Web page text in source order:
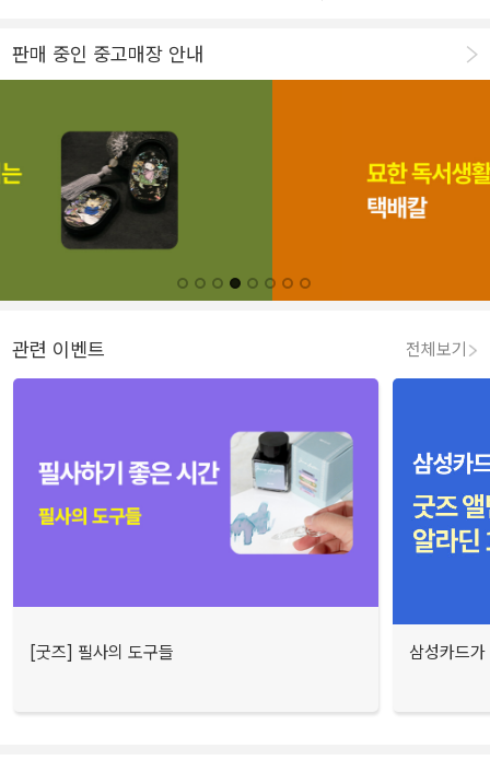
판매 중인 중고매장 안내
관련 이벤트 전체보기
[굿즈] 필사의 도구들 삼성카드